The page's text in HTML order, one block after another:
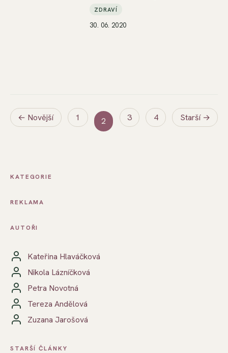
ZDRAVÍ
30. 06. 2020
← Novější 1 2 3 4 Starší →
KATEGORIE
REKLAMA
AUTOŘI
Kateřina Hlaváčková
Nikola Lázníčková
Petra Novotná
Tereza Andělová
Zuzana Jarošová
STARŠÍ ČLÁNKY